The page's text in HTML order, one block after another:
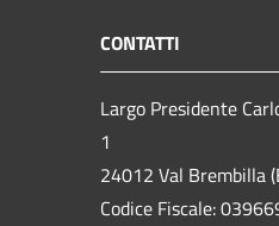
CONTATTI
Largo Presidente
1
24012 Val Brembilla
Codice Fiscale: